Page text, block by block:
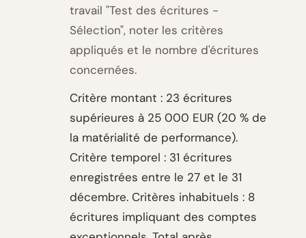
travail "Test des écritures -
Sélection", noter les critères
appliqués et le nombre d'écritures
concernées.
Critère montant : 23 écritures
supérieures à 25 000 EUR (20 % de
la matérialité de performance).
Critère temporel : 31 écritures
enregistrées entre le 27 et le 31
décembre. Critères inhabituels : 8
écritures impliquant des comptes